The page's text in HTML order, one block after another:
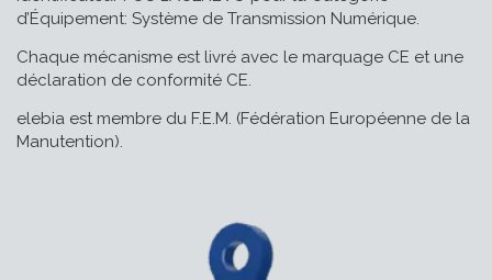
d’Équipement: Système de Transmission Numérique.
Chaque mécanisme est livré avec le marquage CE et une
déclaration de conformité CE.
elebia est membre du F.E.M. (Fédération Européenne de la
Manutention).